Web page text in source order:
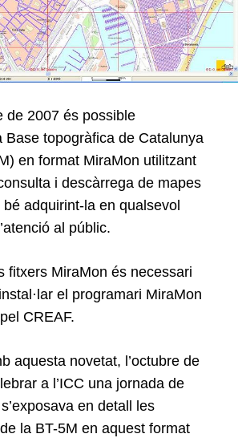
de 2007 és possible
Base topogràfica de Catalunya
en format MiraMon utilitzant
i descàrrega de mapes
adquirint-la en qualsevol
al públic.
fitxers MiraMon és necessari
el programari MiraMon
CREAF.
aquesta novetat, l’octubre de
a l’ICC una jornada de
en detall les
la BT-5M en aquest format